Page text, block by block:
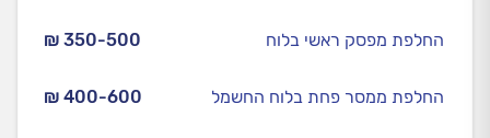
₪ 350-500 החלפת מפסק ראשי בלוח
₪ 400-600 החלפת ממסר פחת בלוח החשמל